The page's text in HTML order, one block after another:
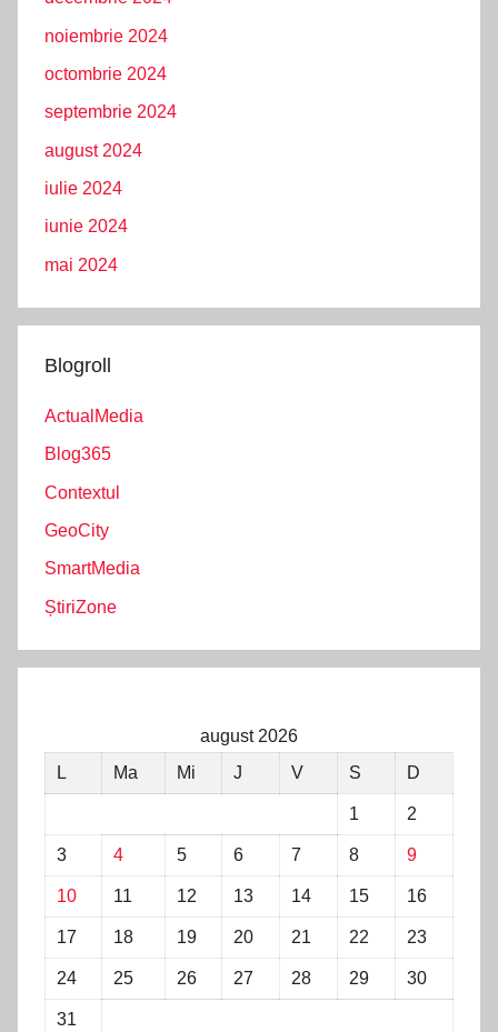
noiembrie 2024
octombrie 2024
septembrie 2024
august 2024
iulie 2024
iunie 2024
mai 2024
Blogroll
ActualMedia
Blog365
Contextul
GeoCity
SmartMedia
ȘtiriZone
august 2026
L
Ma Mi J V S D
1 2
3 4 5 6 7 8 9
10 11 12 13 14 15 16
17 18 19 20 21 22 23
24 25 26 27 28 29 30
31